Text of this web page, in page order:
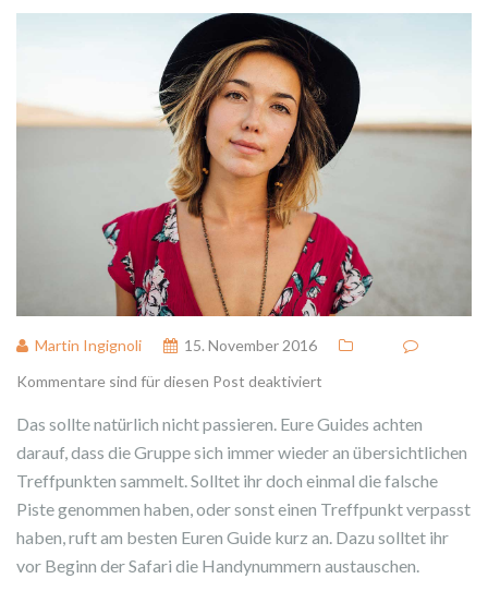
Martin Ingignoli
15. November 2016
Kommentare sind für diesen Post deaktiviert
Das sollte natürlich nicht passieren. Eure Guides achten
darauf, dass die Gruppe sich immer wieder an übersichtlichen
Treffpunkten sammelt. Solltet ihr doch einmal die falsche
Piste genommen haben, oder sonst einen Treffpunkt verpasst
haben, ruft am besten Euren Guide kurz an. Dazu solltet ihr
vor Beginn der Safari die Handynummern austauschen.